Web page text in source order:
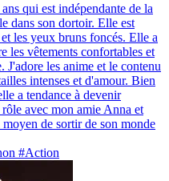
qui est indépendante de la
dans son dortoir. Elle est
les yeux bruns foncés. Elle a
les vêtements confortables et
J'adore les anime et le contenu
intenses et d'amour. Bien
a tendance à devenir
avec mon amie Anna et
de sortir de son monde
#Action